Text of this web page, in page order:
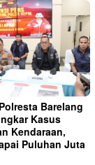
Barelang
Kasus
Kendaraan,
Puluhan Juta